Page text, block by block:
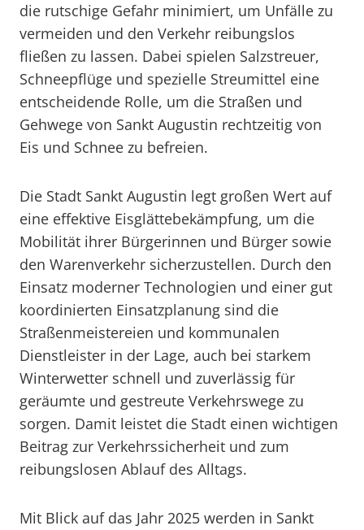
die rutschige Gefahr minimiert, um Unfälle zu
vermeiden und den Verkehr reibungslos
fließen zu lassen. Dabei spielen Salzstreuer,
Schneepflüge und spezielle Streumittel eine
entscheidende Rolle, um die Straßen und
Gehwege von Sankt Augustin rechtzeitig von
Eis und Schnee zu befreien.
Die Stadt Sankt Augustin legt großen Wert auf
eine effektive Eisglättebekämpfung, um die
Mobilität ihrer Bürgerinnen und Bürger sowie
den Warenverkehr sicherzustellen. Durch den
Einsatz moderner Technologien und einer gut
koordinierten Einsatzplanung sind die
Straßenmeistereien und kommunalen
Dienstleister in der Lage, auch bei starkem
Winterwetter schnell und zuverlässig für
geräumte und gestreute Verkehrswege zu
sorgen. Damit leistet die Stadt einen wichtigen
Beitrag zur Verkehrssicherheit und zum
reibungslosen Ablauf des Alltags.
Mit Blick auf das Jahr 2025 werden in Sankt